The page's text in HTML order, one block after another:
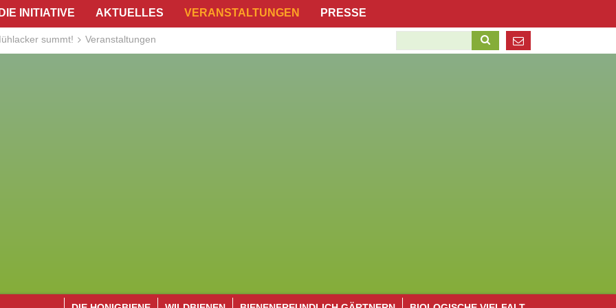
DIE INITIATIVE AKTUELLES VERANSTALTUNGEN
PRESSE
summt! Veranstaltungen